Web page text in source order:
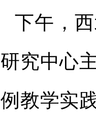
下午，
研究中心
例教学实